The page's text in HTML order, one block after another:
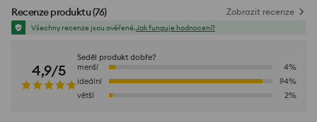
Recenze produktu(76) Zobrazit recenze
Všechny recenze jsou ověřené.Jak funguje hodnocení?
4,9/5
Seděl produkt dobře?
menší
4%
ideální
94%
větší
2%